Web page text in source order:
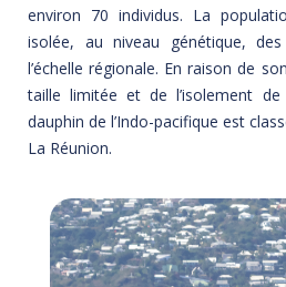
environ 70 individus. La
isolée, au niveau génétique,
l’échelle régionale. En raison de
taille limitée et de l’isolement
dauphin de l’Indo-pacifique est
La Réunion.